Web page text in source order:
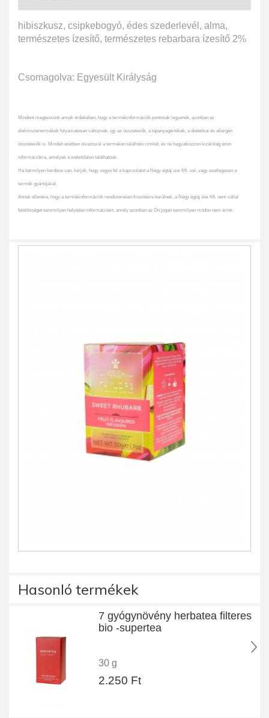
hibiszkusz, csipkebogyó, édes szederlevél, alma,
természetes ízesítő, természetes rebarbara ízesítő 2%
Csomagolva: Egyesült Királyság
Mindent megteszünk annak érdekében, hogy a termékinformációk pontosak legyenek, azonban az
élelmiszertermékek folyamatosan változnak, így az összetevők, a tápanyagértékek, a dietetikai és allergén
összetevők is. Minden esetben olvassa el a terméken található címkét, és ne hagyatkozzon kizárólag azon
információkra, amelyek a weboldalon találhatóak.
Ha bármilyen kérdése van, kérjük, hogy vegye fel a kapcsolatot a Négy égtáj ízei Kft.-vel, vagy esetlegesen a
termék gyártójával.
Annak ellenére, hogy a termékinformációk rendszeresen frissítésre kerülnek, a Négy égtáj ízei Kft. nem vállal
felelősséget semmilyen helytelen információért, amely azonban az Ön jogait semmilyen módon nem érinti.
Hasonló termékek
7 gyógynövény herbatea filteres
bio -supertea
30 g
2.250 Ft